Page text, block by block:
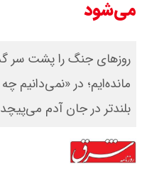
می‌شود
روزهای جنگ را پشت سر
مانده‌ایم؛ در «نمی‌دانیم
بلندتر در جان آدم